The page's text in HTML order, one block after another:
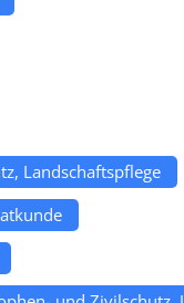
Landschaftspflege